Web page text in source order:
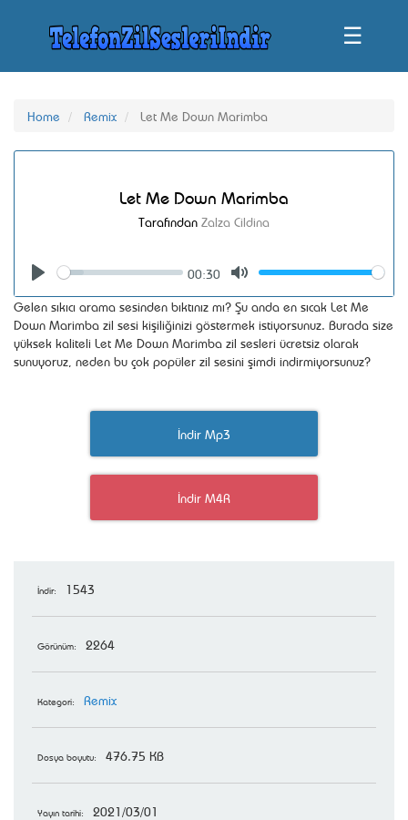
☰
Home Remix Let Me Down Marimba
Let Me Down Marimba
Tarafından Zalza Cildina
Seek
00:30
Volume
Gelen sıkıcı arama sesinden bıktınız mı? Şu anda en sıcak Let Me
Down Marimba zil sesi kişiliğinizi göstermek istiyorsunuz. Burada size
yüksek kaliteli Let Me Down Marimba zil sesleri ücretsiz olarak
sunuyoruz, neden bu çok popüler zil sesini şimdi indirmiyorsunuz?
İndir Mp3
İndir M4R
İndir: 1543
Görünüm: 2264
Kategori: Remix
Dosya boyutu: 476.75 KB
Yayın tarihi: 2021/03/01